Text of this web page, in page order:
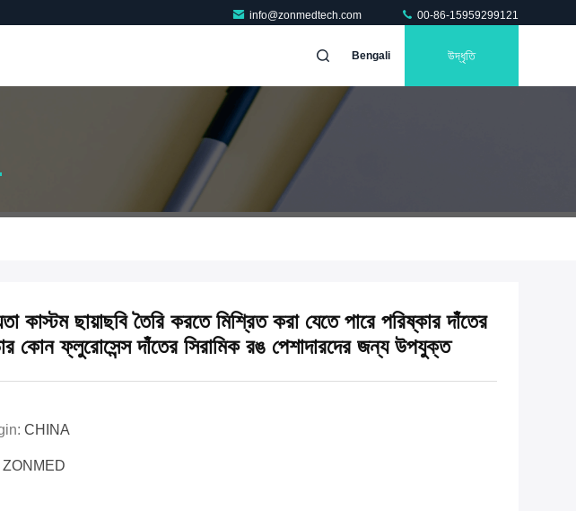
info@zonmedtech.com 00-86-15959299121
Bengali উদ্ধৃতি
কাস্টম ছায়াছবি তৈরি করতে মিশ্রিত করা যেতে পারে পরিষ্কার দাঁতের
কোন ফ্লুরোসেন্স দাঁতের সিরামিক রঙ পেশাদারদের জন্য উপযুক্ত
CHINA
ZONMED